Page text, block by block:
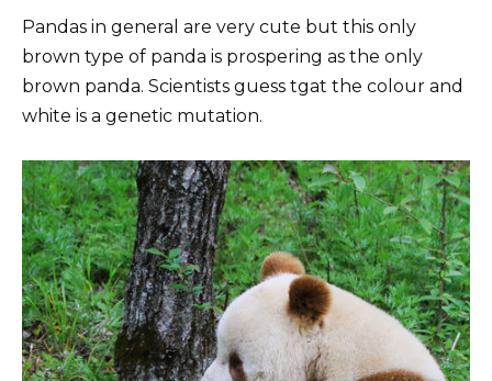
Pandas in general are very cute but this only
brown type of panda is prospering as the only
brown panda. Scientists guess tgat the colour and
white is a genetic mutation.